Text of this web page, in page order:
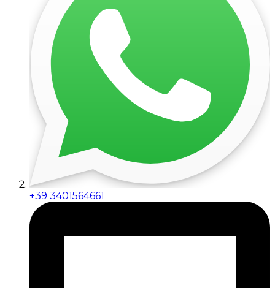
+39 3401564661